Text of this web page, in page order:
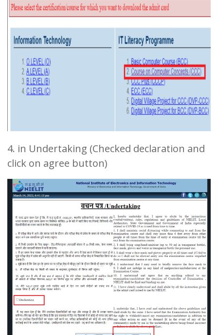
4. in Undertaking (Checked declaration and
click on agree button)